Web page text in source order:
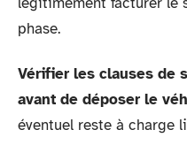
phase.
Vérifier les clauses de
avant de déposer le
éventuel reste à charge